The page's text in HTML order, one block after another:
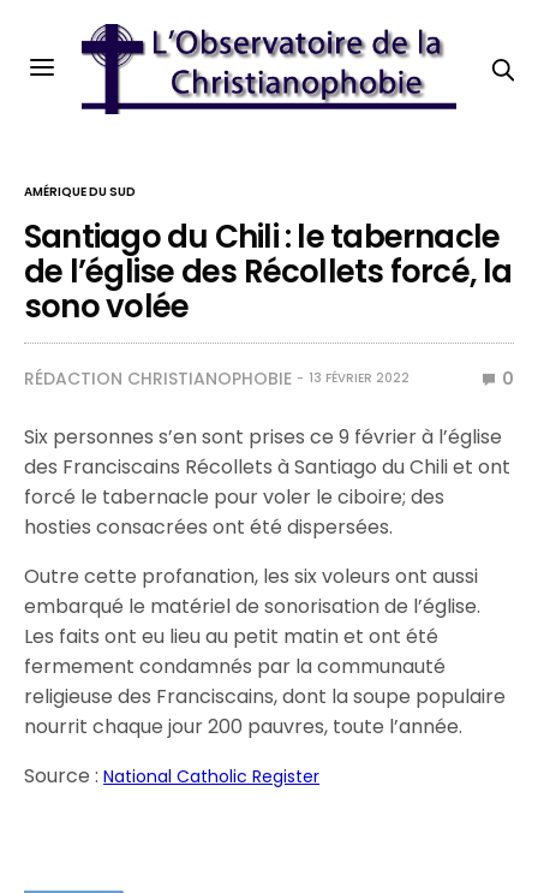
AMÉRIQUE DU SUD
Santiago du Chili : le tabernacle
de l’église des Récollets forcé, la
sono volée
RÉDACTION CHRISTIANOPHOBIE 13 FÉVRIER 2022 0
Six personnes s’en sont prises ce 9 février à l’église
des Franciscains Récollets à Santiago du Chili et ont
forcé le tabernacle pour voler le ciboire; des
hosties consacrées ont été dispersées.
Outre cette profanation, les six voleurs ont aussi
embarqué le matériel de sonorisation de l’église.
Les faits ont eu lieu au petit matin et ont été
fermement condamnés par la communauté
religieuse des Franciscains, dont la soupe populaire
nourrit chaque jour 200 pauvres, toute l’année.
Source :National Catholic Register